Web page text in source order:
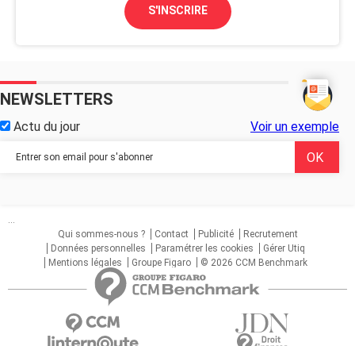
S'INSCRIRE
NEWSLETTERS
Actu du jour Voir un exemple
...
Qui sommes-nous ?
Contact Publicité
Recrutement
Données personnelles
Paramétrer les cookies
Gérer Utiq
Mentions légales
Groupe Figaro © 2026 CCM Benchmark